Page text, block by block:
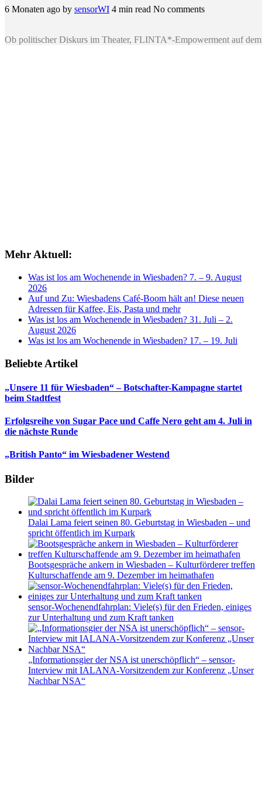
6 Monaten ago by sensorWI 4 min read No comments
Ob politischer Diskurs im Theater, FLINTA*-Empowerment auf
Mehr Aktuell:
Was ist los am Wochenende in Wiesbaden? 7. – 9. August
2026
Auf und Zu: Wiesbadens Café-Boom hält an! Diese neuen
Adressen für Kaffee, Eis, Pasta und mehr
Was ist los am Wochenende in Wiesbaden? 31. Juli – 2.
August 2026
Was ist los am Wochenende in Wiesbaden? 17. – 19. Juli
Beliebte Artikel
„Unsere 11 für Wiesbaden“ – Botschafter-Kampagne startet
beim Stadtfest
Erfolgsreihe von Sugar Pace und Caffe Nero geht am 4. Juli in
die nächste Runde
„British Panto“ im Wiesbadener Westend
Bilder
Dalai Lama feiert seinen 80. Geburtstag in Wiesbaden – und
spricht öffentlich im Kurpark
Bootsgespräche ankern in Wiesbaden – Kulturförderer treffen
Kulturschaffende am 9. Dezember im heimathafen
sensor-Wochenendfahrplan: Viele(s) für den Frieden, einiges
zur Unterhaltung und zum Kraft tanken
„Informationsgier der NSA ist unerschöpflich“ – sensor-
Interview mit IALANA-Vorsitzendem zur Konferenz „Unser
Nachbar NSA“